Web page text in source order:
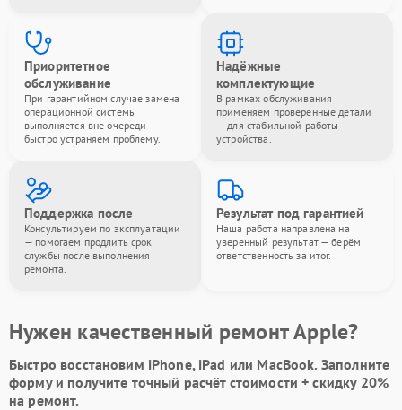
Приоритетное
обслуживание
При гарантийном случае замена
операционной системы
выполняется вне очереди —
быстро устраняем проблему.
Надёжные
комплектующие
В рамках обслуживания
применяем проверенные детали
— для стабильной работы
устройства.
Поддержка после
Консультируем по эксплуатации
— помогаем продлить срок
службы после выполнения
ремонта.
Результат под гарантией
Наша работа направлена на
уверенный результат — берём
ответственность за итог.
Нужен качественный ремонт Apple?
Быстро восстановим iPhone, iPad или MacBook. Заполните
формуи получите точный расчёт стоимости +скидку 20%
на ремонт.